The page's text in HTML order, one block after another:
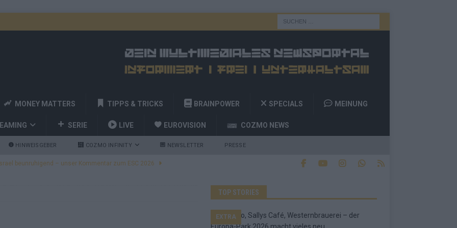
MONEY MATTERS TIPPS & TRICKS BRAINPOWER SPECIALS MEINUNG
SERIE LIVE EUROVISION COZMO NEWS
HINWEISGEBER COZMO INFINITY NEWSLETTER PRESSE
Bulgarien jubelt, Israel sorgt für Diskussionen, Deutschland geht
TOP STORIES
EXTRA